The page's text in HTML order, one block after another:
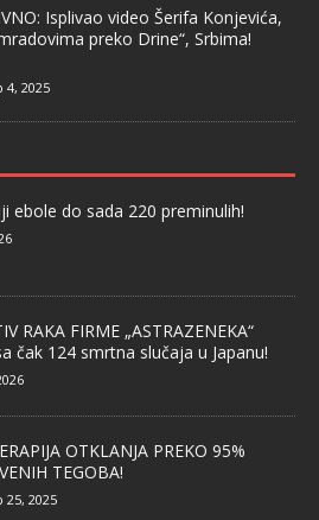
Isplivao video Šerifa Konjevića,
preko Drine“, Srbima!
4, 2025
ebole do sada 220 preminulih!
RAKA FIRME „ASTRAZENEKA“
čak 124 smrtna slučaja u Japanu!
OTKLANJA PREKO 95%
TEGOBA!
2025